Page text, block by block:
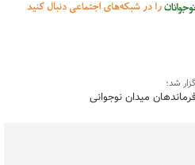
شد؛
میدان نوجوانی